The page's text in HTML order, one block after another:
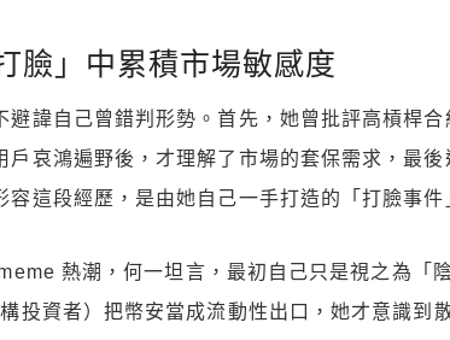
臉」中累積市場敏感度
避諱自己曾錯判形勢。首先，她曾批評高槓桿
戶哀鴻遍野後，才理解了市場的套保需求，最
容這段經歷，是由她自己一手打造的「打臉事件
熱潮，何一坦言，最初自己只是視之為「
投資者）把幣安當成流動性出口，她才意識到